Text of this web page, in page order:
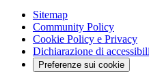
Sitemap
Community Policy
Cookie Policy e Privacy
Dichiarazione di
Preferenze sui cookie